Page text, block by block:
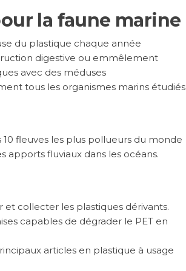
la faune marine
du plastique chaque année
digestive ou emmêlement
avec des méduses
tous les organismes marins étudiés
fleuves les plus pollueurs du monde
apports fluviaux dans les océans.
collecter les plastiques dérivants.
capables de dégrader le PET en
articles en plastique à usage